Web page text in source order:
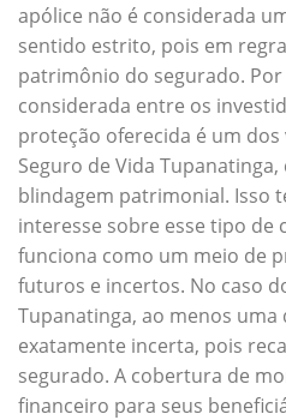
apólice não é considerada
sentido estrito, pois em
patrimônio do segurado.
considerada entre os
proteção oferecida é um
Seguro de Vida
blindagem patrimonial. Isso
interesse sobre esse tipo de
funciona como um meio de
futuros e incertos. No caso
Tupanatinga, ao menos
exatamente incerta, pois
segurado. A cobertura de
financeiro para seus